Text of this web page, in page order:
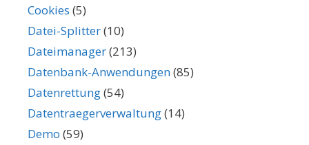
Cookies (5)
Datei-Splitter(10)
Dateimanager(213)
Datenbank-Anwendungen(85)
Datenrettung(54)
Datentraegerverwaltung(14)
Demo (59)